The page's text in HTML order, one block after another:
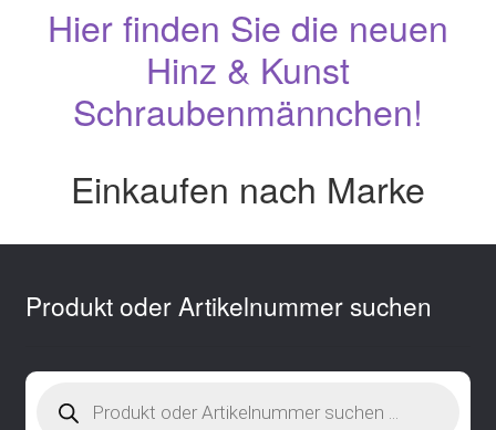
Hier finden Sie die neuen
Hinz & Kunst
Schraubenmännchen!
Einkaufen nach Marke
Produkt oder Artikelnummer suchen
search